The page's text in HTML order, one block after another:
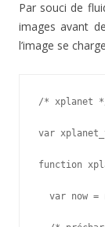
Par souci de
images avant
l’image se
/* xplanet
var
function
var now =